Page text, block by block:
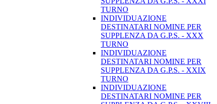
TURNO
INDIVIDUAZIONE
DESTINATARI NOMINE PER
SUPPLENZA DA G.P.S. - XXX
TURNO
INDIVIDUAZIONE
DESTINATARI NOMINE PER
SUPPLENZA DA G.P.S. - XXIX
TURNO
INDIVIDUAZIONE
DESTINATARI NOMINE PER